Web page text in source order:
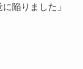
陥りました」